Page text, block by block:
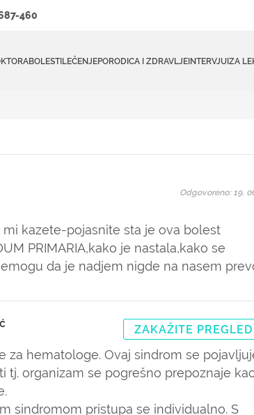
460
BOLESTILEČENJEPORODICA I ZDRAVLJEINTERVJUIZA
kazete-pojasnite sta je ova bolest
PRIMARIA,kako je nastala,kako se
da je nadjem nigde na nasem
Odgovoreno: 19.
ZAKAŽITE PREGLED
za hematologe. Ovaj sindrom se
tj. organizam se pogrešno prepoznaje
sindromom pristupa se individualno. S